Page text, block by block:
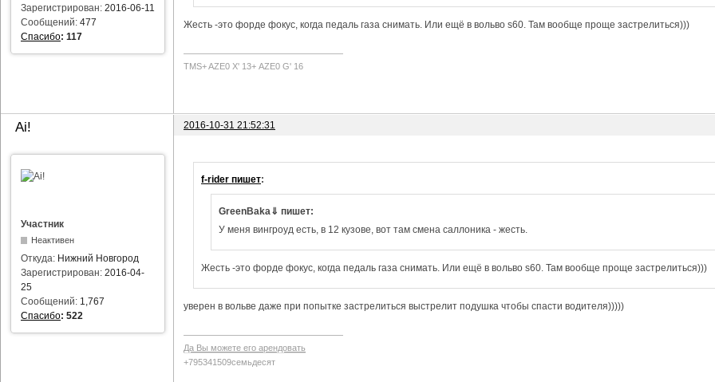
Зарегистрирован: 2016-06-11
Сообщений: 477
Спасибо: 117
Жесть -это форде фокус, когда педаль газа снимать. Или ещё в вольво s60. Там вообще проще застрелиться)))
TMS+ AZE0 Х' 13+ AZE0 G' 16
Ai! 2016-10-31 21:52:31
Участник
Неактивен
Откуда: Нижний Новгород
Зарегистрирован: 2016-04-
25
Сообщений: 1,767
Спасибо: 522
f-rider пишет:
GreenBaka⇓ пишет:
У меня вингроуд есть, в 12 кузове, вот там смена саллоника - жесть.
Жесть -это форде фокус, когда педаль газа снимать. Или ещё в вольво s60. Там вообще проще застрелиться)))
уверен в вольве даже при попытке застрелиться выстрелит подушка чтобы спасти водителя)))))
Да Вы можете его арендовать
+795341509семьдесят